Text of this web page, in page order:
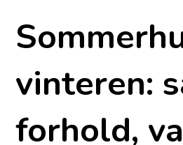
vinteren:
forhold,